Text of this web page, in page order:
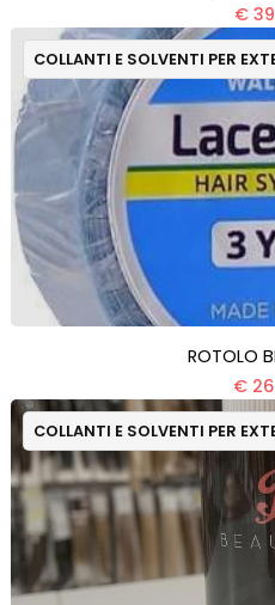
€
COLLANTI E SOLVENTI PER
ROTOLO
€
COLLANTI E SOLVENTI PER